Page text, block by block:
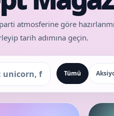
atmosferine göre
tarih adımına geçin.
Tümü